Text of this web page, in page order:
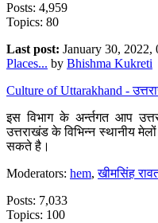
Posts: 4,959
Topics: 80
Last post: January 30,
Places... by Bhishma Kukreti
Culture of Uttarakhand -
इस विभाग के अर्न्तगत आप
उत्तराखंड के विभिन्न स्थानीय
सकते है।
Moderators: hem,खीमसिंह
Posts: 7,033
Topics: 100